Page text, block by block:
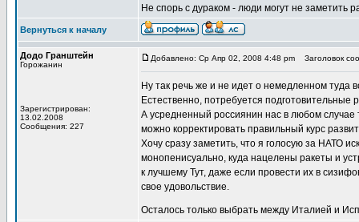
Не спорь с дураком - люди могут не
Вернуться к началу
Додо Гранштейн
Горожанин
Зарегистрирован:
13.02.2008
Сообщения: 227
Добавлено: Ср Апр 02, 2008 4:48 pm Заголовок
Ну так речь же и не идет о немедленном туда
Естественно, потребуется
А усредненный россиянин нас в любом
можно корректировать правильный курс
Хочу сразу заметить, что я голосую за НАТО
монопенисуально, куда нацелены ракеты и
к лучшему Тут, даже если провести их в
свое удовольствие.
Осталось только выбрать между Италией и